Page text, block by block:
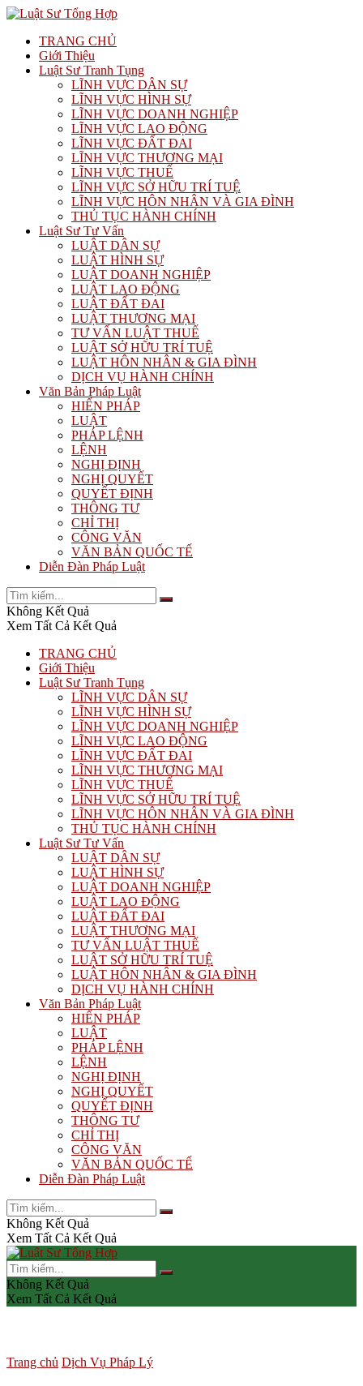
TRANG CHỦ
Giới Thiệu
Luật Sư Tranh Tụng
LĨNH VỰC DÂN SỰ
LĨNH VỰC HÌNH SỰ
LĨNH VỰC DOANH NGHIỆP
LĨNH VỰC LAO ĐỘNG
LĨNH VỰC ĐẤT ĐAI
LĨNH VỰC THƯƠNG MẠI
LĨNH VỰC THUẾ
LĨNH VỰC SỞ HỮU TRÍ TUỆ
LĨNH VỰC HÔN NHÂN VÀ GIA ĐÌNH
THỦ TỤC HÀNH CHÍNH
Luật Sư Tư Vấn
LUẬT DÂN SỰ
LUẬT HÌNH SỰ
LUẬT DOANH NGHIỆP
LUẬT LAO ĐỘNG
LUẬT ĐẤT ĐAI
LUẬT THƯƠNG MẠI
TƯ VẤN LUẬT THUẾ
LUẬT SỞ HỮU TRÍ TUỆ
LUẬT HÔN NHÂN & GIA ĐÌNH
DỊCH VỤ HÀNH CHÍNH
Văn Bản Pháp Luật
HIẾN PHÁP
LUẬT
PHÁP LỆNH
LỆNH
NGHỊ ĐỊNH
NGHỊ QUYẾT
QUYẾT ĐỊNH
THÔNG TƯ
CHỈ THỊ
CÔNG VĂN
VĂN BẢN QUỐC TẾ
Diễn Đàn Pháp Luật
Không Kết Quả
Xem Tất Cả Kết Quả
TRANG CHỦ
Giới Thiệu
Luật Sư Tranh Tụng
LĨNH VỰC DÂN SỰ
LĨNH VỰC HÌNH SỰ
LĨNH VỰC DOANH NGHIỆP
LĨNH VỰC LAO ĐỘNG
LĨNH VỰC ĐẤT ĐAI
LĨNH VỰC THƯƠNG MẠI
LĨNH VỰC THUẾ
LĨNH VỰC SỞ HỮU TRÍ TUỆ
LĨNH VỰC HÔN NHÂN VÀ GIA ĐÌNH
THỦ TỤC HÀNH CHÍNH
Luật Sư Tư Vấn
LUẬT DÂN SỰ
LUẬT HÌNH SỰ
LUẬT DOANH NGHIỆP
LUẬT LAO ĐỘNG
LUẬT ĐẤT ĐAI
LUẬT THƯƠNG MẠI
TƯ VẤN LUẬT THUẾ
LUẬT SỞ HỮU TRÍ TUỆ
LUẬT HÔN NHÂN & GIA ĐÌNH
DỊCH VỤ HÀNH CHÍNH
Văn Bản Pháp Luật
HIẾN PHÁP
LUẬT
PHÁP LỆNH
LỆNH
NGHỊ ĐỊNH
NGHỊ QUYẾT
QUYẾT ĐỊNH
THÔNG TƯ
CHỈ THỊ
CÔNG VĂN
VĂN BẢN QUỐC TẾ
Diễn Đàn Pháp Luật
Không Kết Quả
Xem Tất Cả Kết Quả
Không Kết Quả
Xem Tất Cả Kết Quả
Trang chủ Dịch Vụ Pháp Lý